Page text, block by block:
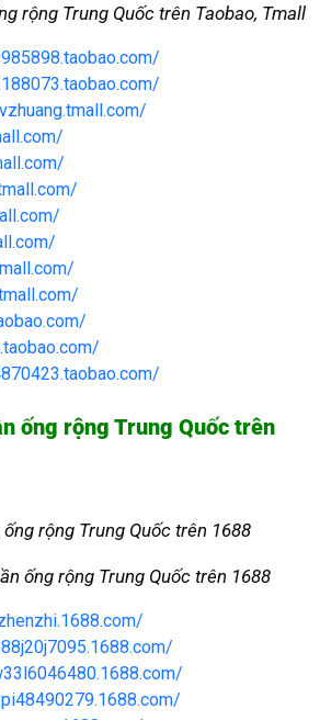
rộng Trung Quốc trên Taobao, Tmall
ống rộng Trung Quốc trên
ống rộng Trung Quốc trên 1688